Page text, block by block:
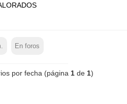
En foros
por fecha (página 1de 1)